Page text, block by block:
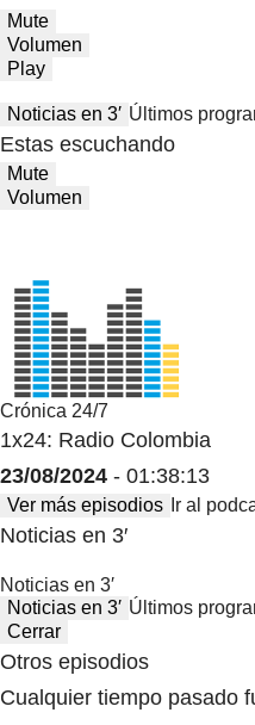
Mute
Volumen
Play
Noticias en 3′ Últimos
Estas escuchando
Mute
Volumen
Crónica 24/7
1x24: Radio Colombia
23/08/2024 - 01:38:13
Ver más episodios Ir al
Noticias en 3′
Noticias en 3′
Noticias en 3′ Últimos
Cerrar
Otros episodios
Cualquier tiempo pasado